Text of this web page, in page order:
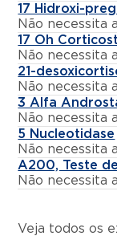
17 Hidroxi-
Não necessita
17 Oh
Não necessita
21-
Não necessita
3 Alfa
Não necessita
5 Nucleotidase
Não necessita
A200, Teste
Não necessita
Veja todos os